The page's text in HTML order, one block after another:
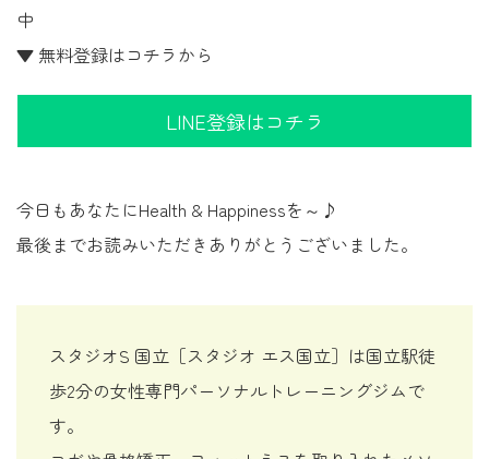
中
▼ 無料登録はコチラから
LINE登録はコチラ
今日もあなたにHealth & Happinessを～♪
最後までお読みいただきありがとうございました。
スタジオS 国立［スタジオ エス国立］は国立駅徒
歩2分の女性専門パーソナルトレーニングジムで
す。